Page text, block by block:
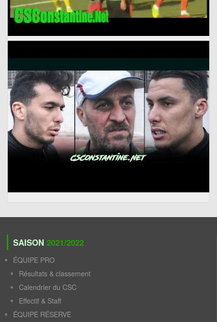
SAISON 2021/2022
ÉQUIPE PRO
Résultats & classement
Calendrier du CSC
Effectif & Staff
ÉQUIPE RÉSERVE